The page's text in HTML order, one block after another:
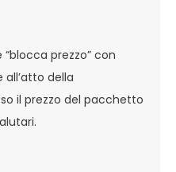
“blocca prezzo” con
della
il prezzo del pacchetto